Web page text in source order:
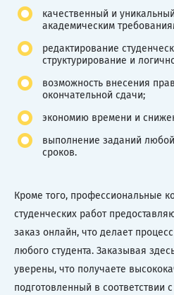
качественный и
академическим
редактирование
структурирование и
возможность внесения
окончательной сдачи;
экономию времени и
выполнение заданий
сроков.
Кроме того, профессиональные
студенческих работ
заказ онлайн, что делает
любого студента. Заказывая
уверены, что получаете
подготовленный в соответствии